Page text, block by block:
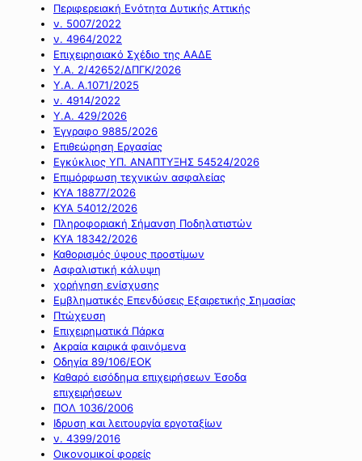
Περιφερειακή Ενότητα Δυτικής Αττικής
ν. 5007/2022
ν. 4964/2022
Επιχειρησιακό Σχέδιο της ΑΑΔΕ
Υ.Α. 2/42652/ΔΠΓΚ/2026
Υ.Α. Α.1071/2025
ν. 4914/2022
Υ.Α. 429/2026
Έγγραφο 9885/2026
Επιθεώρηση Εργασίας
Εγκύκλιος ΥΠ. ΑΝΑΠΤΥΞΗΣ 54524/2026
Επιμόρφωση τεχνικών ασφαλείας
ΚΥΑ 18877/2026
ΚΥΑ 54012/2026
Πληροφοριακή Σήμανση Ποδηλατιστών
ΚΥΑ 18342/2026
Καθορισμός ύψους προστίμων
Ασφαλιστική κάλυψη
χορήγηση ενίσχυσης
Εμβληματικές Επενδύσεις Εξαιρετικής Σημασίας
Πτώχευση
Επιχειρηματικά Πάρκα
Ακραία καιρικά φαινόμενα
Οδηγία 89/106/ΕΟΚ
Καθαρό εισόδημα επιχειρήσεων Έσοδα
επιχειρήσεων
ΠΟΛ 1036/2006
Ιδρυση και λειτουργία εργοταξίων
ν. 4399/2016
Οικονομικοί φορείς